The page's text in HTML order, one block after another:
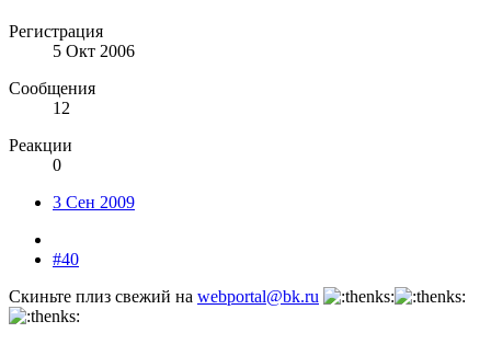
Регистрация
5 Окт 2006
Сообщения
12
Реакции
0
3 Сен 2009
#40
Скиньте плиз свежий на webportal@bk.ru